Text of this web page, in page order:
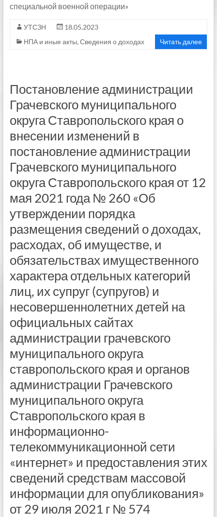
специальной военной операции»
УТСЗН
18.05.2023
НПА и иные акты, Сведения о доходах Читать далее
Постановление администрации
Грачевского муниципального
округа Ставропольского края о
внесении изменений в
постановление администрации
Грачевского муниципального
округа Ставропольского края от 12
мая 2021 года № 260 «Об
утверждении порядка
размещения сведений о доходах,
расходах, об имуществе, и
обязательствах имущественного
характера отдельных категорий
лиц, их супруг (супругов) и
несовершеннолетних детей на
официальных сайтах
администрации грачевского
муниципального округа
ставропольского края и органов
администрации Грачевского
муниципального округа
Ставропольского края в
информационно-
телекоммуникационной сети
«интернет» и предоставления этих
сведений средствам массовой
информации для опубликования»
от 29 июля 2021 г № 574